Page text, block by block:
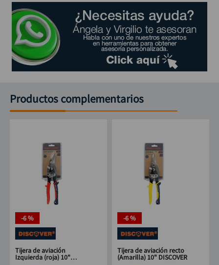
Productos complementarios
-6 %
Tijera de aviación
Izquierda (roja) 10"
-6 %
Tijera de aviación recto
(Amarilla) 10" DISCOVER